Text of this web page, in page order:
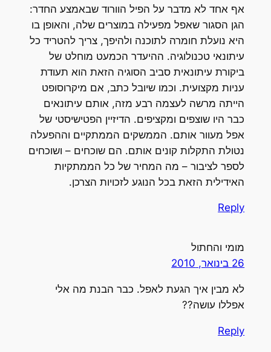
אף אחד לא מדבר על הפיל הוורוד שבאמצע החדר:
הגן הסגור שאפל מפעילה במוצרים שלה, והאופן בו
היא נועלת חומרה לתוכנה ולהיפך, צריך להטריד כל
עיתונאי טכנולוגיה. ההיעדר הכמעט מוחלט של
ביקורת עיתונאית סביב הסוגיה הזאת הוא תעודת
עניות מקצועית. וכמו שיובל כתב, אם מיקרוסופט
הייתה מרשה לעצמה רבע מזה, אותם עיתונאים
כבר היו שוצפים ומקציפים. הדיזיין הפטישיסטי של
אפל מעוור אותם. הממשקים הממתקיים וההפעלה
נטולת התקלות קונים אותם. הם שוכחים – ושוכחים
לספר לציבור – מה המחיר של כל הממתקיות
האידילית הזאת בכל הנוגע לזכויות הצרכן.
Reply
מומי והחתול
26 בינואר, 2010
לא מבין איך הגעת לאפל. כבר הבנת מה אלי
אפללו עושה??
Reply